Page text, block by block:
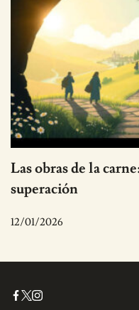
Las obras de la
superación
12/01/2026